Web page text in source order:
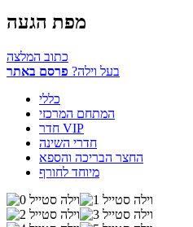
מפת הגעה
כתוב המלצה
בעל וילה? פרסם באתר
כללי
המתחם המרכזי
חדר VIP
חדרי השינה
החצר הבריכה והספא
מיוחד לחורף